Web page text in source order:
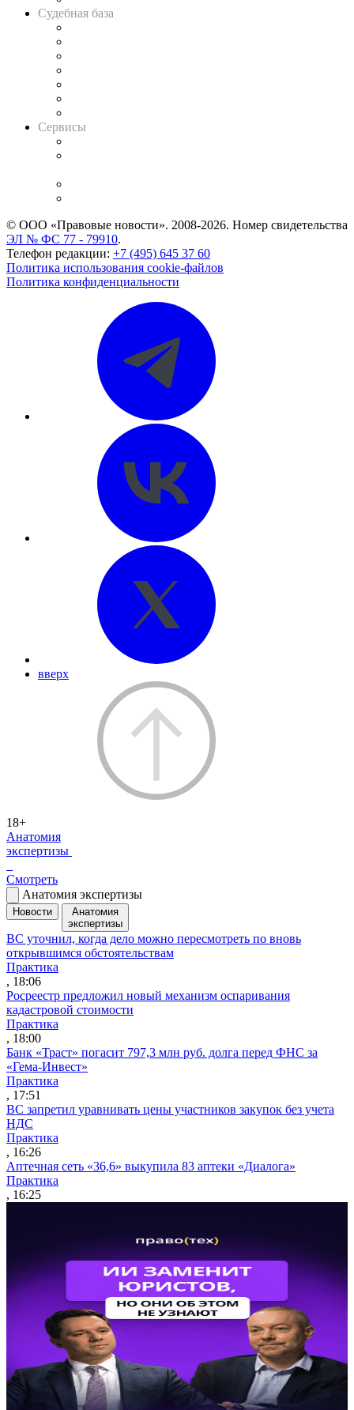
Судебная база
Сервисы
© ООО «Правовые новости». 2008-2026. Номер свидетельства
ЭЛ № ФС 77 - 79910.
Телефон редакции: +7 (495) 645 37 60
Политика использования cookie-файлов
Политика конфиденциальности
вверх
18+
Анатомия
экспертизы
Смотреть
Анатомия экспертизы
Новости
Анатомия
экспертизы
ВС уточнил, когда дело можно пересмотреть по вновь
открывшимся обстоятельствам
Практика
, 18:06
Росреестр предложил новый механизм оспаривания
кадастровой стоимости
Практика
, 18:00
Банк «Траст» погасит 797,3 млн руб. долга перед ФНС за
«Гема-Инвест»
Практика
, 17:51
ВС запретил уравнивать цены участников закупок без учета
НДС
Практика
, 16:26
Аптечная сеть «36,6» выкупила 83 аптеки «Диалога»
Практика
, 16:25